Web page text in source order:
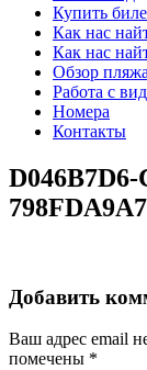
Купить
Как нас
Как нас
Обзор пляжа
Работа с
Номера
Контакты
D046B7D6-
Добавить
Ваш адрес email
помечены *